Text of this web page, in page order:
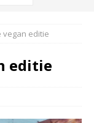
vegan editie
editie